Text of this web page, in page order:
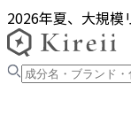
2026年夏、大規模